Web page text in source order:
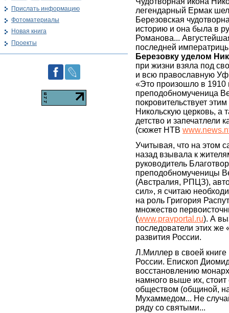
легендарный Ермак
Березовская
историю и она была в
Романова...
последней
Березовку уделом
при жизни взяла под
и всю православную
«Это произошло в 1910
преподобномученица
покровительствует
Никольскую церковь, а
детство и запечатлели
(сюжет НТВ
Учитывая, что на этом
назад взывала к
руководитель
преподобномученицы
(Австралия, РПЦЗ),
сил», я считаю
на роль Григория
множество
(www.pravportal.ru). А
последователи этих же
развития России.
Л.Миллер в своей книге
России. Епископ
восстановлению
намного выше их, стоит
обществом (общиной,
Мухаммедом... Не
ряду со святыми...
Прислать информацию
Фотоматериалы
Новая книга
Проекты